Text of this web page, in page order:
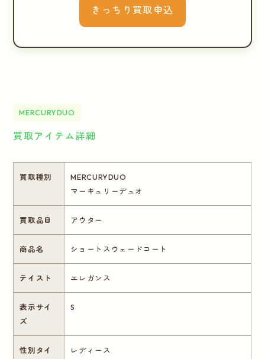
きっちり買取申込
MERCURYDUO
買取アイテム詳細
買取種別
MERCURYDUO
マーキュリーデュオ
買取品目 アウター
商品名 ショートスウェードコート
テイスト エレガンス
表示サイ
ズ
S
性別タイ
レディース